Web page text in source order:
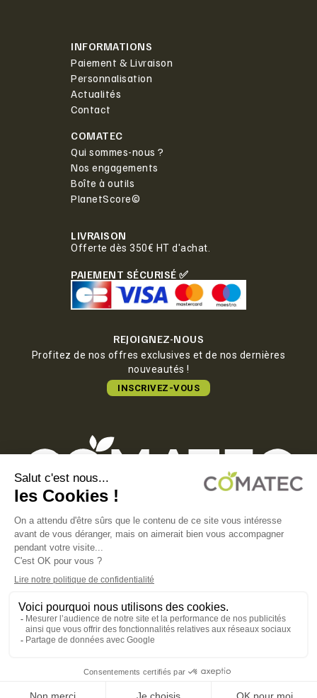
INFORMATIONS
Paiement & Livraison
Personnalisation
Actualités
Contact
COMATEC
Qui sommes-nous ?
Nos engagements
Boîte à outils
PlanetScore©
LIVRAISON
Offerte dès 350€ HT d'achat.
PAIEMENT SÉCURISÉ ✅
REJOIGNEZ-NOUS
Profitez de nos offres exclusives et de nos dernières
nouveautés !
INSCRIVEZ-VOUS
COMATEC PACKAGING
Boulevard François-Xavier Fafeur
11000 Carcassonne, FRANCE
POLITIQUE DE CONFIDENTIALITÉ
POLITIQUE EN MATIÈRE DE COOKIES
CGV